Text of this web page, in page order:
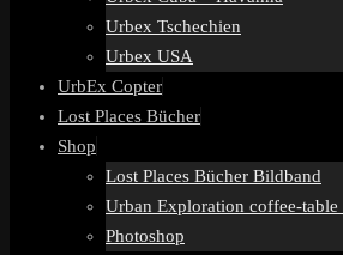
Urbex Tschechien
Urbex USA
UrbEx Copter
Lost Places Bücher
Shop
Lost Places Bücher Bildband
Urban Exploration coffee-table
Photoshop